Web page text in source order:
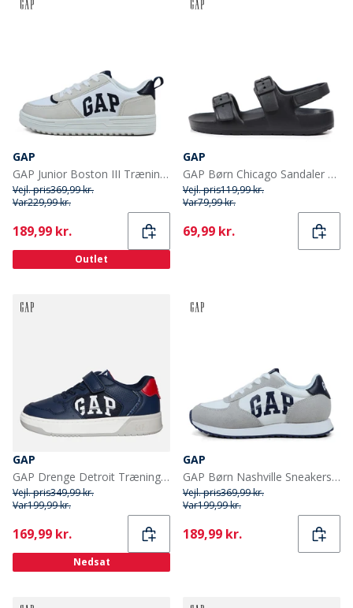
GAP
GAP Junior Boston III Træningssko Hvid
Vejl. pris369,99 kr.
Var229,99 kr.
Current
189,99 kr.
Outlet
GAP
GAP Børn Chicago Sandaler Sort
Vejl. pris119,99 kr.
Var79,99 kr.
Current
69,99 kr.
GAP
GAP Drenge Detroit Træningssko Navy/Rød/Denim Navy Red Denim
Vejl. pris349,99 kr.
Var199,99 kr.
Current
169,99 kr.
Nedsat
GAP
GAP Børn Nashville Sneakers Hvid
Vejl. pris369,99 kr.
Var199,99 kr.
Current
189,99 kr.